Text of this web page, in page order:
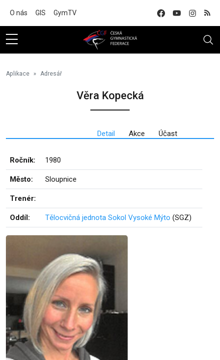
O nás GIS GymTV
Aplikace Adresář
Věra Kopecká
Detail Akce Účast
Ročník: 1980
Město: Sloupnice
Trenér:
Oddíl: Tělocvičná jednota Sokol Vysoké Mýto (SGZ)